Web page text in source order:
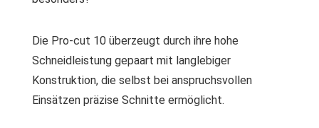
Die Pro-cut 10 überzeugt durch ihre hohe
Schneidleistung gepaart mit langlebiger
Konstruktion, die selbst bei anspruchsvollen
Einsätzen präzise Schnitte ermöglicht.